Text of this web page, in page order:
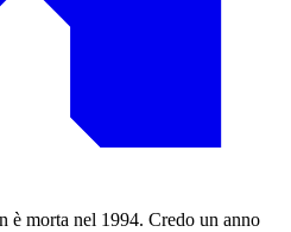
è morta nel 1994. Credo un anno